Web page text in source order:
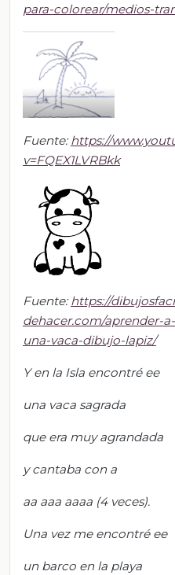
para-colorear/medios-
Fuente:https://
v=FQEX1LVRBkk
Fuente:https://
dehacer.com/aprender-
una-vaca-dibujo-lapiz/
Y en la Isla encontré ee
una vaca sagrada
que era muy agrandada
y cantaba con a
aa aaa aaaa (4 veces).
Una vez me encontré ee
un barco en la playa